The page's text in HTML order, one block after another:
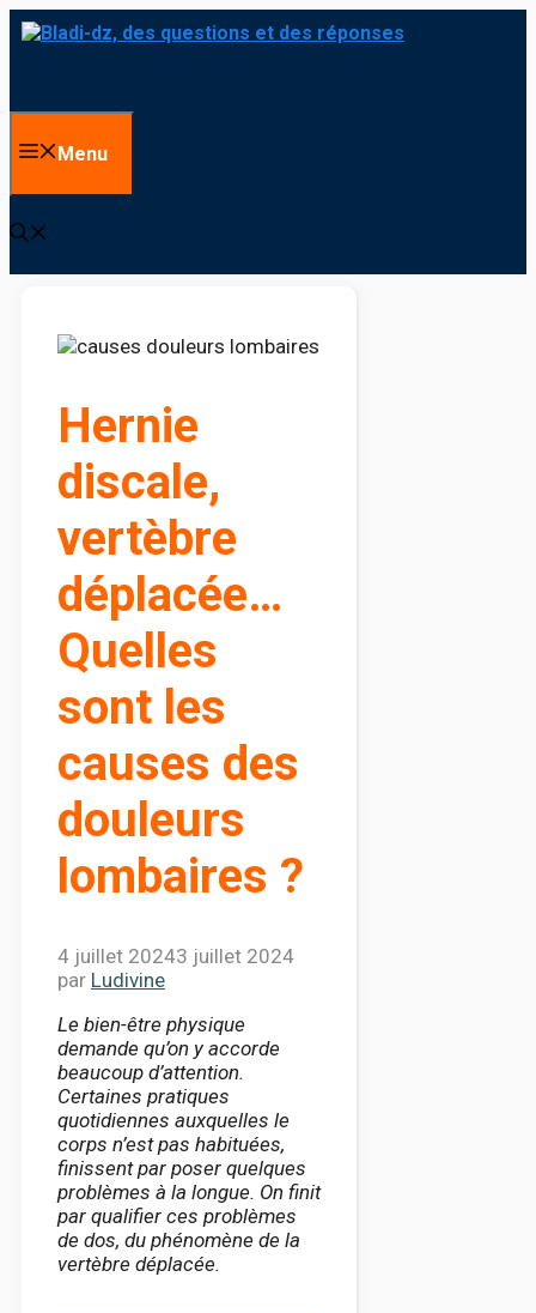
Aller au contenu
Menu
Hernie
discale,
vertèbre
déplacée…
Quelles
sont les
causes des
douleurs
lombaires ?
4 juillet 20243 juillet 2024
par Ludivine
Le bien-être physique
demande qu’on y accorde
beaucoup d’attention.
Certaines pratiques
quotidiennes auxquelles le
corps n’est pas habituées,
finissent par poser quelques
problèmes à la longue. On finit
par qualifier ces problèmes
de dos, du phénomène de la
vertèbre déplacée.